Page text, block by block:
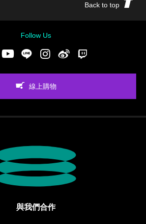
Back to top
Follow Us
FacebookYoutubeLINE Instgram新浪微博
線上購物
與我們合作